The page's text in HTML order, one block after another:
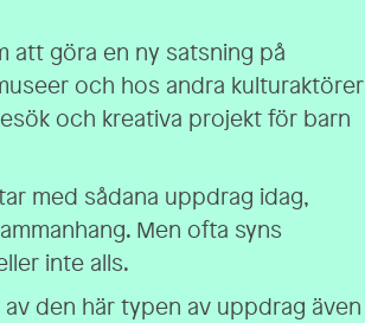
att göra en ny satsning på
och hos andra kulturaktörer
och kreativa projekt för barn
med sådana uppdrag idag,
Men ofta syns
inte alls.
den här typen av uppdrag även